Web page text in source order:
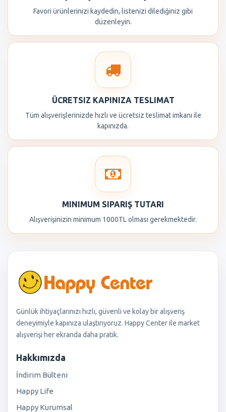
Favori ürünlerinizi kaydedin, listenizi dilediğiniz gibi
düzenleyin.
ÜCRETSIZ KAPINIZA TESLIMAT
Tüm alışverişlerinizde hızlı ve ücretsiz teslimat imkanı ile
kapınızda.
MINIMUM SIPARIŞ TUTARI
Alışverişinizin minimum 1000TL olması gerekmektedir.
Günlük ihtiyaçlarınızı hızlı, güvenli ve kolay bir alışveriş
deneyimiyle kapınıza ulaştırıyoruz. Happy Center ile market
alışverişi her ekranda daha pratik.
Hakkımızda
İndirim Bülteni
Happy Life
Happy Kurumsal